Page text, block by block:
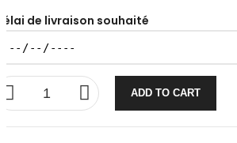
de livraison souhaité
ADD TO CART